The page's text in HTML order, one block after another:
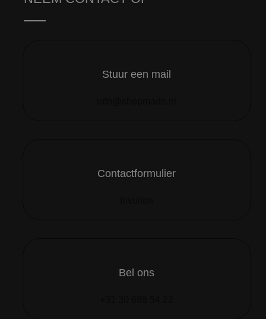
Stuur een mail
Contactformulier
Bel ons